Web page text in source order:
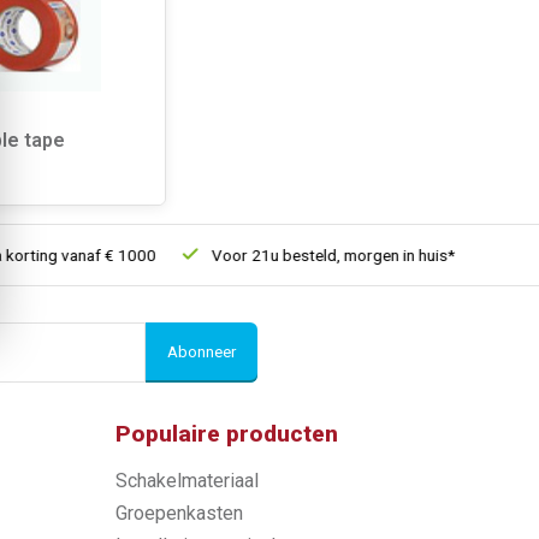
tape
vanaf € 1000 Voor 21u besteld, morgen in huis*
Abonneer
Populaire producten
Schakelmateriaal
Groepenkasten